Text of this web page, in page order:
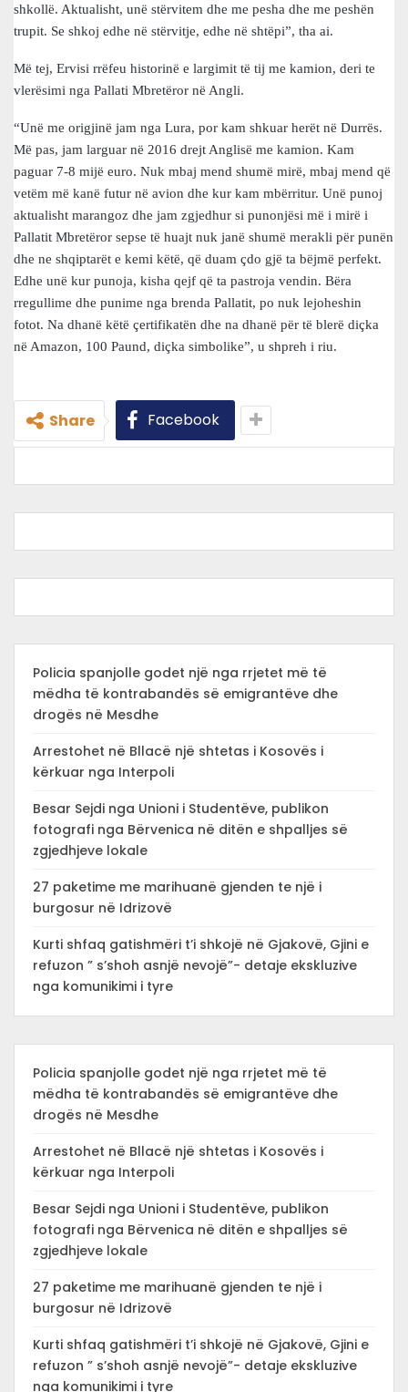
shkollë. Aktualisht, unë stërvitem dhe me pesha dhe me peshën
trupit. Se shkoj edhe në stërvitje, edhe në shtëpi”, tha ai.
Më tej, Ervisi rrëfeu historinë e largimit të tij me kamion, deri te
vlerësimi nga Pallati Mbretëror në Angli.
“Unë me origjinë jam nga Lura, por kam shkuar herët në Durrës.
Më pas, jam larguar në 2016 drejt Anglisë me kamion. Kam
paguar 7-8 mijë euro. Nuk mbaj mend shumë mirë, mbaj mend që
vetëm më kanë futur në avion dhe kur kam mbërritur. Unë punoj
aktualisht marangoz dhe jam zgjedhur si punonjësi më i mirë i
Pallatit Mbretëror sepse të huajt nuk janë shumë merakli për punën
dhe ne shqiptarët e kemi këtë, që duam çdo gjë ta bëjmë perfekt.
Edhe unë kur punoja, kisha qejf që ta pastroja vendin. Bëra
rregullime dhe punime nga brenda Pallatit, po nuk lejoheshin
fotot. Na dhanë këtë çertifikatën dhe na dhanë për të blerë diçka
në Amazon, 100 Paund, diçka simbolike”, u shpreh i riu.
Share Facebook
Policia spanjolle godet një nga rrjetet më të
mëdha të kontrabandës së emigrantëve dhe
drogës në Mesdhe
Arrestohet në Bllacë një shtetas i Kosovës i
kërkuar nga Interpoli
Besar Sejdi nga Unioni i Studentëve, publikon
fotografi nga Bërvenica në ditën e shpalljes së
zgjedhjeve lokale
27 paketime me marihuanë gjenden te një i
burgosur në Idrizovë
Kurti shfaq gatishmëri t’i shkojë në Gjakovë, Gjini e
refuzon ” s’shoh asnjë nevojë”- detaje ekskluzive
nga komunikimi i tyre
Policia spanjolle godet një nga rrjetet më të
mëdha të kontrabandës së emigrantëve dhe
drogës në Mesdhe
Arrestohet në Bllacë një shtetas i Kosovës i
kërkuar nga Interpoli
Besar Sejdi nga Unioni i Studentëve, publikon
fotografi nga Bërvenica në ditën e shpalljes së
zgjedhjeve lokale
27 paketime me marihuanë gjenden te një i
burgosur në Idrizovë
Kurti shfaq gatishmëri t’i shkojë në Gjakovë, Gjini e
refuzon ” s’shoh asnjë nevojë”- detaje ekskluzive
nga komunikimi i tyre